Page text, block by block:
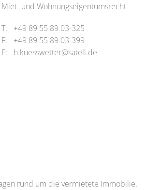
Miet- und Wohnungseigentumsrecht
T:
+49 89 55 89 03-325
F:
+49 89 55 89 03-399
E:
h.kuesswetter@satell.de
rund um die vermietete Immobilie.